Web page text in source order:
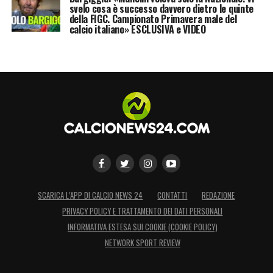
scorso, ha determinati valori e facilita
l’inserimento dei nuovi. Abbiamo un
contenti».
LA PLAYLIST DELLE NOSTRE TOP NEWS
svelo cosa è successo davvero dietro le quinte
della FIGC. Campionato Primavera male del
calcio italiano» ESCLUSIVA e VIDEO
SCARICA L’APP DI CALCIO NEWS 24 CONTATTI
REDAZIONE
PRIVACY POLICY E TRATTAMENTO DEI DATI PERSONALI
INFORMATIVA ESTESA SUI COOKIE (COOKIE POLICY)
NETWORK SPORT REVIEW